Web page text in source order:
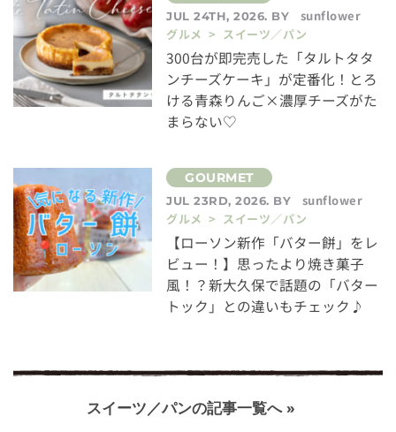
JUL 24TH, 2026. BY
sunflower
グルメ > スイーツ／パン
300台が即完売した「タルトタタ
ンチーズケーキ」が定番化！とろ
ける青森りんご×濃厚チーズがた
まらない♡
JUL 23RD, 2026. BY
sunflower
グルメ > スイーツ／パン
【ローソン新作「バター餅」をレ
ビュー！】思ったより焼き菓子
風！？新大久保で話題の「バター
トック」との違いもチェック♪
スイーツ／パンの記事一覧へ »